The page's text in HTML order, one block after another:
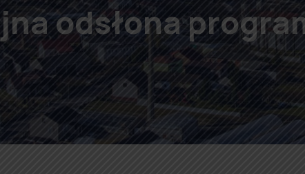
odsłona